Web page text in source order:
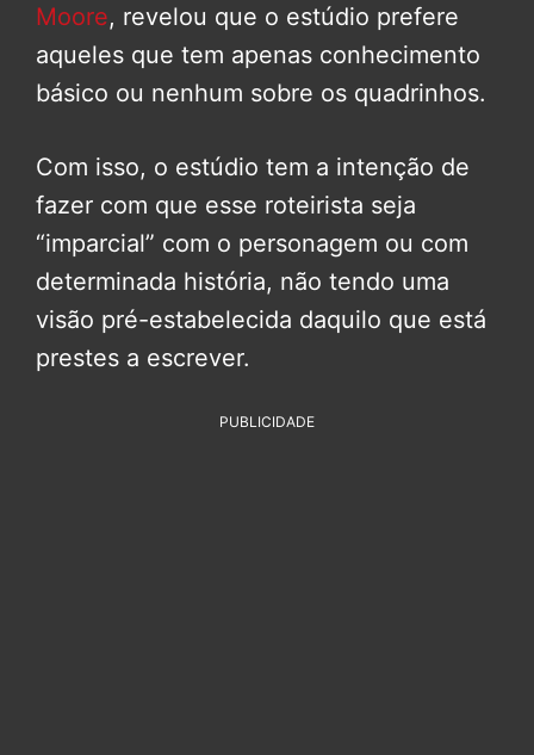
Moore, revelou que o estúdio prefere
aqueles que tem apenas conhecimento
básico ou nenhum sobre os quadrinhos.
Com isso, o estúdio tem a intenção de
fazer com que esse roteirista seja
“imparcial” com o personagem ou com
determinada história, não tendo uma
visão pré-estabelecida daquilo que está
prestes a escrever.
PUBLICIDADE